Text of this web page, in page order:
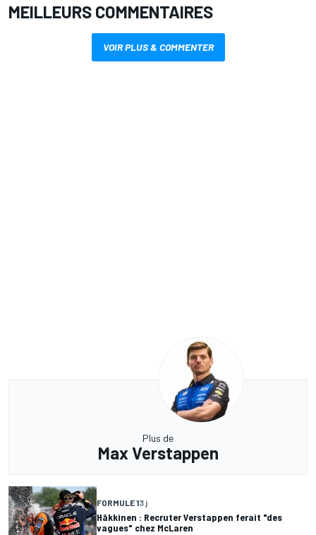
MEILLEURS COMMENTAIRES
VOIR PLUS & COMMENTER
Plus de
Max Verstappen
FORMULE 13 j
Häkkinen : Recruter Verstappen ferait "des
vagues" chez McLaren